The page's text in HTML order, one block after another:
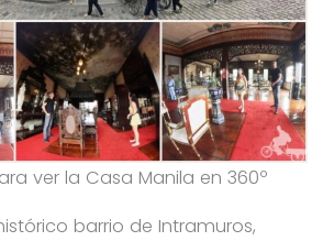
ver la Casa Manila en 360º
barrio de Intramuros,